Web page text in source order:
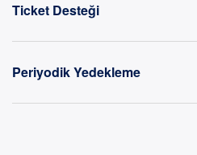
Ticket Desteği
Periyodik Yedekleme